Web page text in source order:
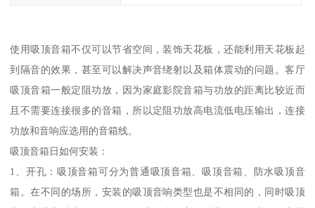
使用吸顶音箱不仅可以节省空间，装饰天花板，还能利用天花板起
到隔音的效果，甚至可以解决声音绕射以及箱体震动的问题。客厅
吸顶音箱一般定阻功放，因为家庭影院音箱与功放的距离比较近而
且不需要连接很多的音箱，所以定阻功放高电流低电压输出，连接
功放和音响应选用的音箱线。
吸顶音箱日如何安装：
1、开孔：吸顶音箱可分为普通吸顶音箱、吸顶音箱、防水吸顶音
箱。在不同的场所，安装的吸顶音响类型也是不相同的，同时吸顶